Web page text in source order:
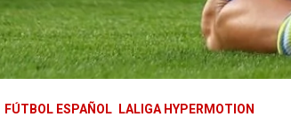
FÚTBOL ESPAÑOL LALIGA HYPERMOTION